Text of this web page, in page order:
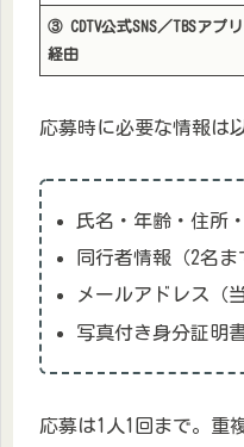
③ CDTV公式SNS／TBSアプリ
経由
応募時に必要な情報は
氏名・年齢・住所
同行者情報（2名ま
メールアドレス（
写真付き身分証明
応募は1人1回まで。重